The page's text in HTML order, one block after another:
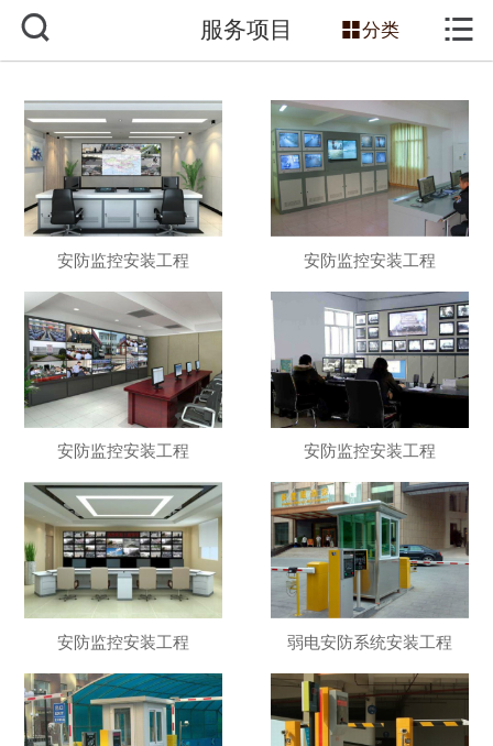
网站首页
服务项目
主营产品
新闻动态
工程案例
技术知识
销售网络
服务项目 分类 


安防监控安装工程 安防监控安装工程
安防监控安装工程 安防监控安装工程
安防监控安装工程 弱电安防系统安装工程